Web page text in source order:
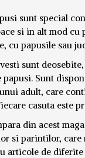
sunt special
si in alt mod
cu papusile sau
sunt
Sunt
adult, care
casuta este
din acest
si parintilor, care
articole de